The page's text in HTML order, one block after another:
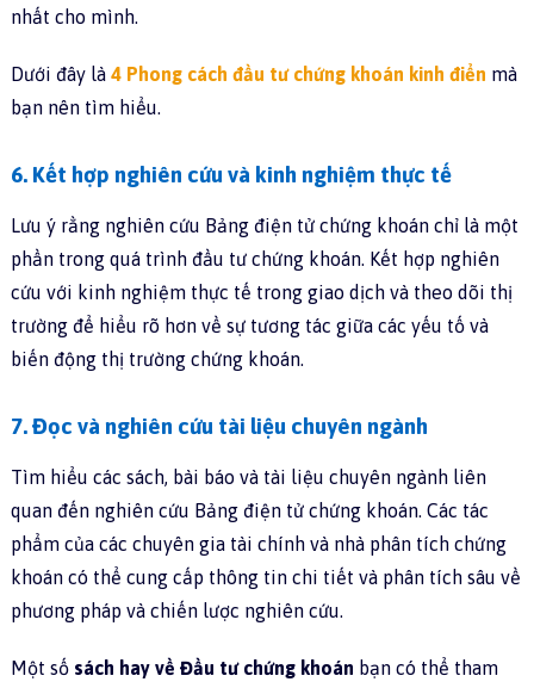
nhất cho mình.
Dưới đây là 4 Phong cách đầu tư chứng khoán kinh điển mà
bạn nên tìm hiểu.
6. Kết hợp nghiên cứu và kinh nghiệm thực tế
Lưu ý rằng nghiên cứu Bảng điện tử chứng khoán chỉ là một
phần trong quá trình đầu tư chứng khoán. Kết hợp nghiên
cứu với kinh nghiệm thực tế trong giao dịch và theo dõi thị
trường để hiểu rõ hơn về sự tương tác giữa các yếu tố và
biến động thị trường chứng khoán.
7. Đọc và nghiên cứu tài liệu chuyên ngành
Tìm hiểu các sách, bài báo và tài liệu chuyên ngành liên
quan đến nghiên cứu Bảng điện tử chứng khoán. Các tác
phẩm của các chuyên gia tài chính và nhà phân tích chứng
khoán có thể cung cấp thông tin chi tiết và phân tích sâu về
phương pháp và chiến lược nghiên cứu.
Một số sách hay về Đầu tư chứng khoán bạn có thể tham